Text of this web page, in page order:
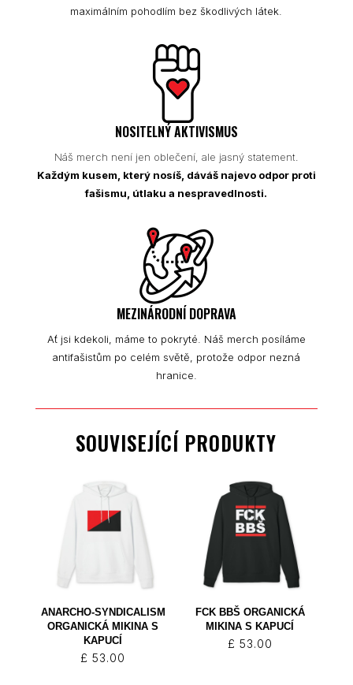
maximálním pohodlím bez škodlivých látek.
NOSITELNÝ AKTIVISMUS
Náš merch není jen oblečení, ale jasný statement.
Každým kusem, který nosíš, dáváš najevo odpor proti
fašismu, útlaku a nespravedlnosti.
MEZINÁRODNÍ DOPRAVA
Ať jsi kdekoli, máme to pokryté. Náš merch posíláme
antifašistům po celém světě, protože odpor nezná
hranice.
SOUVISEJÍCÍ PRODUKTY
ANARCHO-SYNDICALISM
ORGANICKÁ MIKINA S
KAPUCÍ
£ 53.00
FCK BBŠ ORGANICKÁ
MIKINA S KAPUCÍ
£ 53.00